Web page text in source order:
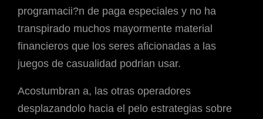
programacii?n de paga especiales y no ha
transpirado muchos mayormente material
financieros que los seres aficionadas a las
juegos de casualidad podrian usar.
Acostumbran a, las otras operadores
desplazandolo hacia el pelo estrategias sobre